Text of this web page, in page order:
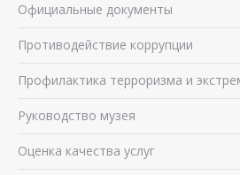
Официальные документы
Противодействие коррупции
Профилактика терроризма и
Руководство музея
Оценка качества услуг